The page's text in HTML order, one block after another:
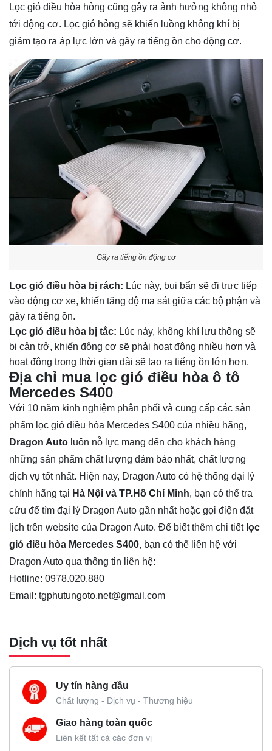
Lọc gió điều hòa hỏng cũng gây ra ảnh hưởng không nhỏ
tới động cơ. Lọc gió hỏng sẽ khiến luồng không khí bị
giảm tạo ra áp lực lớn và gây ra tiếng ồn cho động cơ.
Gây ra tiếng ồn động cơ
Lọc gió điều hòa bị rách: Lúc này, bụi bẩn sẽ đi trực tiếp
vào động cơ xe, khiến tăng độ ma sát giữa các bộ phận và
gây ra tiếng ồn.
Lọc gió điều hòa bị tắc: Lúc này, không khí lưu thông sẽ
bị cản trở, khiến động cơ sẽ phải hoạt động nhiều hơn và
hoạt động trong thời gian dài sẽ tạo ra tiếng ồn lớn hơn.
Địa chỉ mua lọc gió điều hòa ô tô
Mercedes S400
Với 10 năm kinh nghiệm phân phối và cung cấp các sản
phẩm lọc gió điều hòa Mercedes S400 của nhiều hãng,
Dragon Auto luôn nỗ lực mang đến cho khách hàng
những sản phẩm chất lượng đảm bảo nhất, chất lượng
dịch vụ tốt nhất. Hiện nay, Dragon Auto có hệ thống đại lý
chính hãng tại Hà Nội và TP.Hồ Chí Minh, bạn có thể tra
cứu để tìm đại lý Dragon Auto gần nhất hoặc gọi điện đặt
lịch trên website của Dragon Auto. Để biết thêm chi tiết lọc
gió điều hòa Mercedes S400, bạn có thể liên hệ với
Dragon Auto qua thông tin liên hệ:
Hotline: 0978.020.880
Email: tgphutungoto.net@gmail.com
Dịch vụ tốt nhất
Uy tín hàng đầu
Chất lượng - Dịch vụ - Thương hiệu
Giao hàng toàn quốc
Liên kết tất cả các đơn vị